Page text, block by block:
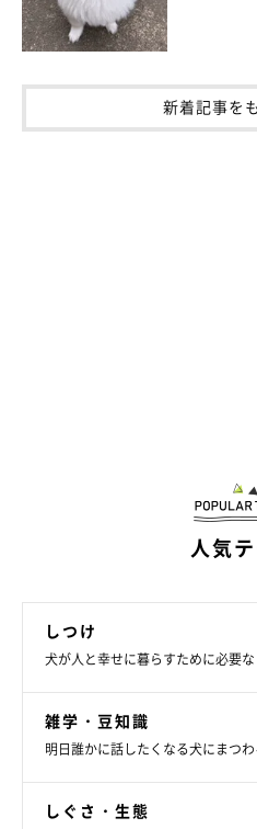
健康な犬に靴下をずっと履かせ
しやすくなることがあるため、
ただし、雪の上を散歩するなど
ムを塗る手もありますよ。
今回は、冬のお手入れに関する4
介しました。これらを参考に、
新着記事を
人気
しつけ
犬が人と幸せに暮らすために必要
雑学・豆知識
明日誰かに話したくなる犬にまつ
しぐさ・生態